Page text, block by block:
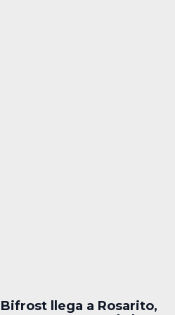
Bifrost llega a Rosarito,